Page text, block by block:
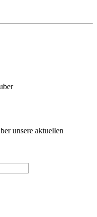
unsere aktuellen